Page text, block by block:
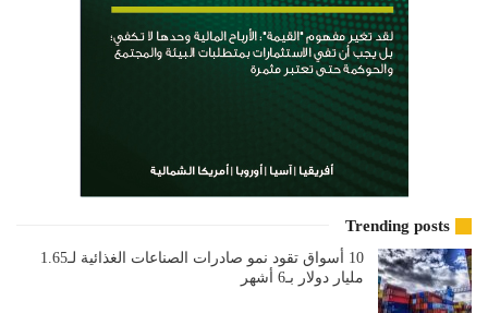
Trending posts
10 أسواق تقود نمو صادرات الصناعات الغذائية لـ1.65
مليار دولار بـ6 أشهر